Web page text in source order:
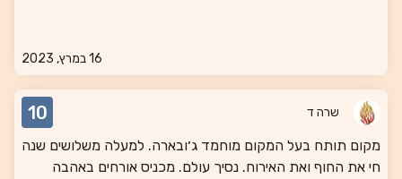
16 במרץ, 2023
שרה ד 10
מקום תותח בעל המקום מוחמד ג׳ובארה. למעלה משלושים שנה
חי את החוף ואת האירוח. נסיך עולם. מכניס אורחים באהבה